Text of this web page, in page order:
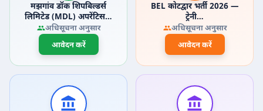
मझगांव डॉक शिपबिल्डर्स
लिमिटेड (MDL) अपरेंटिस…
अधिसूचना अनुसार
आवेदन करें
BEL कोटद्वार भर्ती 2026 —
ट्रेनी…
अधिसूचना अनुसार
आवेदन करें